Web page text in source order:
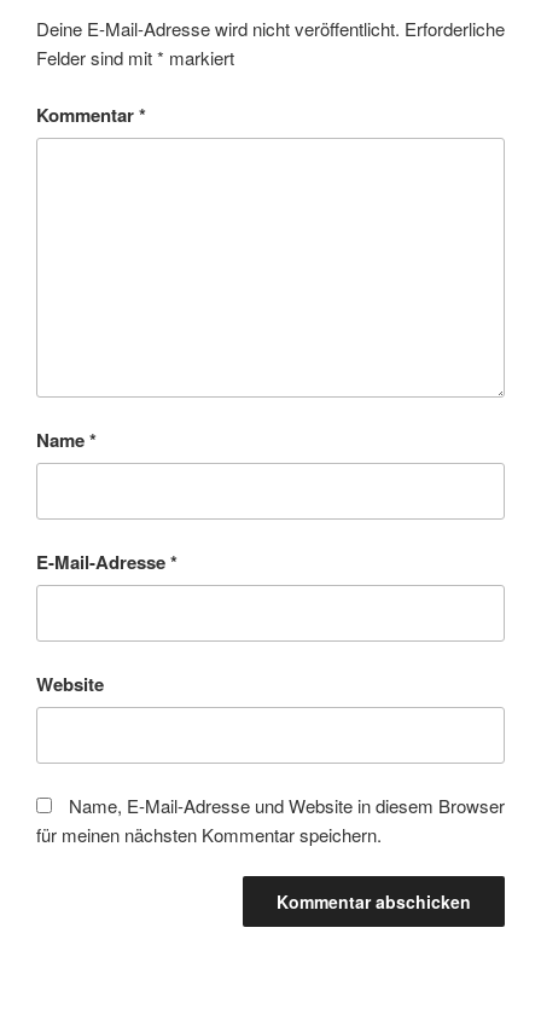
Deine E-Mail-Adresse wird nicht veröffentlicht. Erforderliche
Felder sind mit* markiert
Kommentar*
Name*
E-Mail-Adresse*
Website
Name, E-Mail-Adresse und Website in diesem Browser
für meinen nächsten Kommentar speichern.